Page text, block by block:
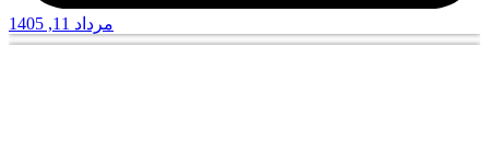
مرداد 11, 1405